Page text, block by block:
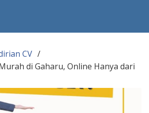
CV
di Gaharu, Online Hanya dari